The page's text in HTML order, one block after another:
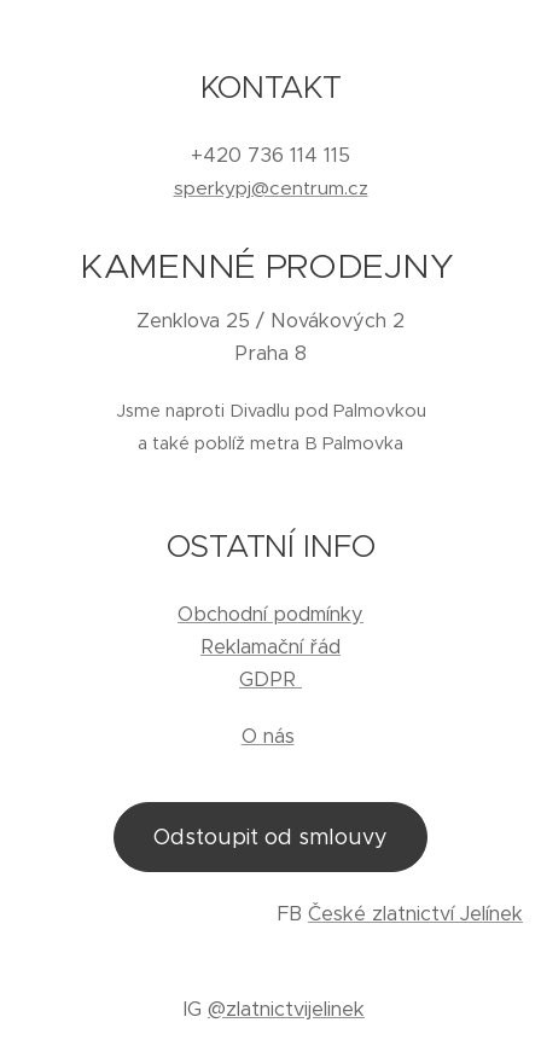
KONTAKT
+420 736 114 115
sperkypj@centrum.cz
KAMENNÉ PRODEJNY
Zenklova 25 / Novákových 2
Praha 8
Jsme naproti Divadlu pod Palmovkou
a také poblíž metra B Palmovka
OSTATNÍ INFO
Obchodní podmínky
Reklamační řád
GDPR
O nás
Odstoupit od smlouvy
FB České zlatnictví Jelínek
IG @zlatnictvijelinek